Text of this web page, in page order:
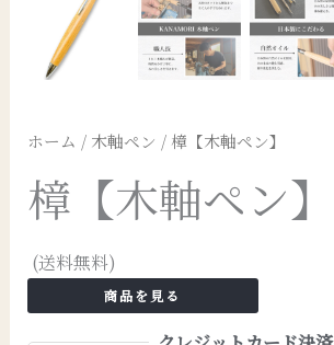
ホーム / 木軸ペン / 樟【木軸ペン】
樟【木軸ペン】
(送料無料)
商品を見る